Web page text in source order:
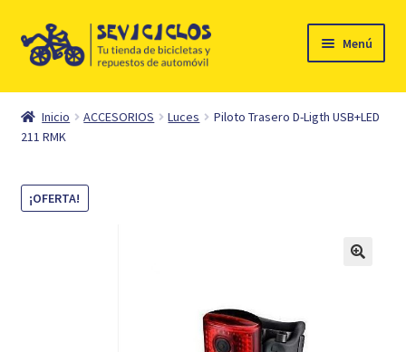
Ir
Ir
al
Menú
Inicio
Ciclismo
Automóvil
Inicio ACCESORIOS Luces
Piloto Trasero D-Ligth USB+LED
211 RMK
¡OFERTA!